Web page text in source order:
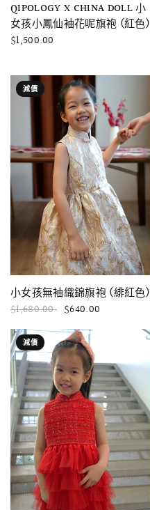
快速瀏覽
QIPOLOGY X CHINA DOLL 小
女孩小鳳仙袖花呢旗袍 (紅色)
$1,500.00
減價
快速瀏覽
小女孩無袖織錦旗袍 (緋紅色)
$1,680.00 $640.00
減價